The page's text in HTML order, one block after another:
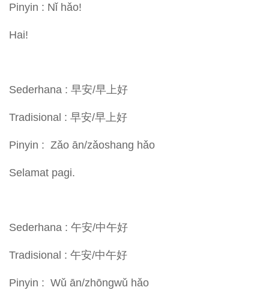
Pinyin : Nǐ hǎo!
Hai!
Sederhana : 早安/早上好
Tradisional : 早安/早上好
Pinyin : Zǎo ān/zǎoshang hǎo
Selamat pagi.
Sederhana : 午安/中午好
Tradisional : 午安/中午好
Pinyin : Wǔ ān/zhōngwǔ hǎo